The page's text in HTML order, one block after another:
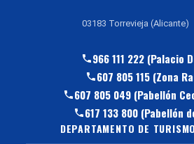
03183 Torrevieja (Alicante)
966 111 222 (Palacio
607 805 115 (Zona
607 805 049 (Pabellón
617 133 800 (Pabellón
DEPARTAMENTO DE